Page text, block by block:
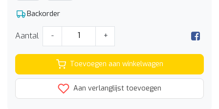
Backorder
Aantal - +
Toevoegen aan winkelwagen
Aan verlanglijst toevoegen